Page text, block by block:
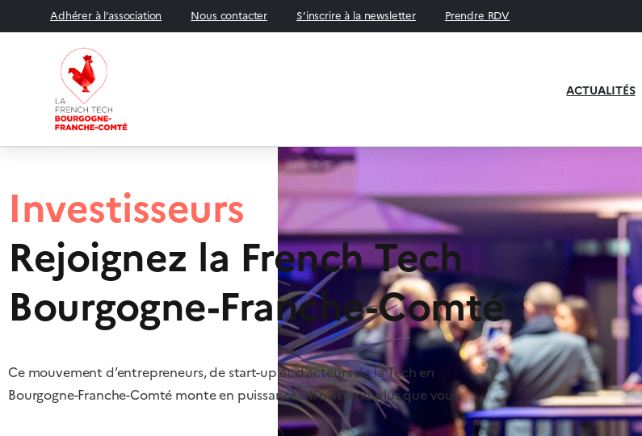
Adhérer à l’association Nous contacter S’inscrire à la newsletter Prendre RDV
ACTUALITÉS
Incubateurs
Rejoignez la French Tech
Bourgogne-Franche-Comté
Ce mouvement d’entrepreneurs, de start-up et d’acteurs de la Tech en
Bourgogne-Franche-Comté monte en puissance… Il n’attend plus que vous.